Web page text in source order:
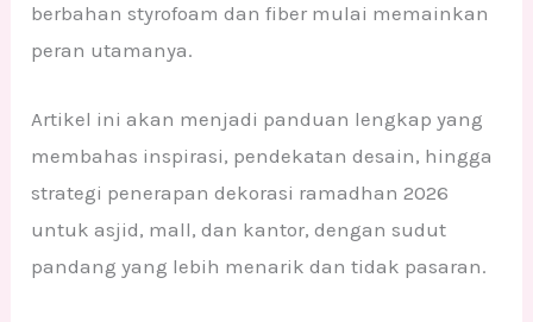
berbahan styrofoam dan fiber mulai memainkan
peran utamanya.
Artikel ini akan menjadi panduan lengkap yang
membahas inspirasi, pendekatan desain, hingga
strategi penerapan dekorasi ramadhan 2026
untuk asjid, mall, dan kantor, dengan sudut
pandang yang lebih menarik dan tidak pasaran.